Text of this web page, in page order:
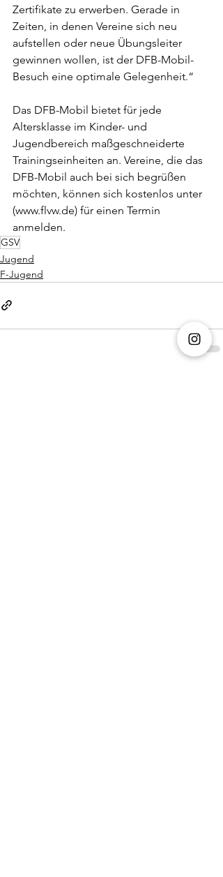
Zertifikate zu erwerben. Gerade in
Zeiten, in denen Vereine sich neu
aufstellen oder neue Übungsleiter
gewinnen wollen, ist der DFB-Mobil-
Besuch eine optimale Gelegenheit.“
Das DFB-Mobil bietet für jede
Altersklasse im Kinder- und
Jugendbereich maßgeschneiderte
Trainingseinheiten an. Vereine, die das
DFB-Mobil auch bei sich begrüßen
möchten, können sich kostenlos unter
(www.flvw.de) für einen Termin
anmelden.
GSV
Jugend
F-Jugend